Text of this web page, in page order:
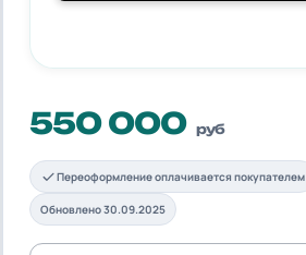
550 000 руб
Переоформление оплачивается покупателем
Обновлено 30.09.2025